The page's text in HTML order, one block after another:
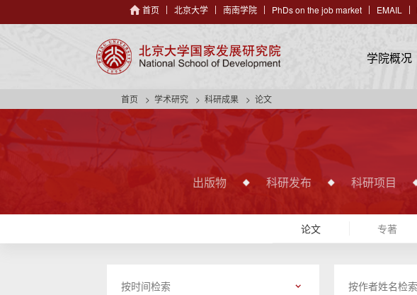
首页 北京大学 南南学院 PhDs on the job market EMAIL
学院概况
首页 学术研究 科研成果 论文
出版物 科研发布 科研项目
论文 专著